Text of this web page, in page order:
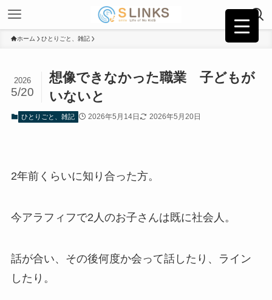
ホーム ひとりごと、雑記
想像できなかった職業 子どもが
いないと
2026
5/20
ひとりごと、雑記 2026年5月14日 2026年5月20日
2年前くらいに知り合った方。
今アラフィフで2人のお子さんは既に社会人。
話が合い、その後何度か会って話したり、ライン
したり。